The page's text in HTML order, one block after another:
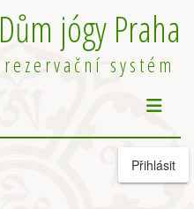
Dům jógy Praha
rezervační systém
Přihlásit